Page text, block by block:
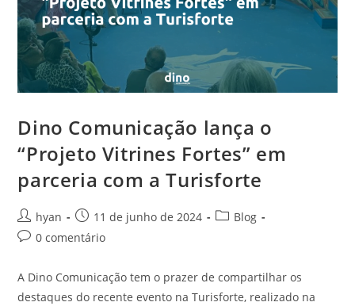
Dino Comunicação lança o
“Projeto Vitrines Fortes” em
parceria com a Turisforte
hyan 11 de junho de 2024
Blog
0 comentário
A Dino Comunicação tem o prazer de compartilhar os
destaques do recente evento na Turisforte, realizado na